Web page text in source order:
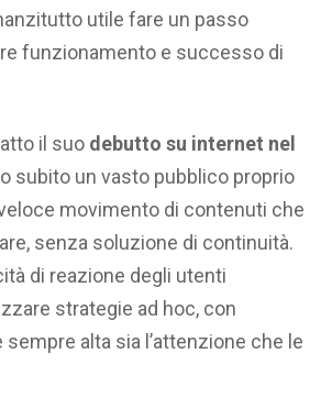
utile fare un passo
funzionamento e successo di
il suo debutto su internet nel
subito un vasto pubblico proprio
movimento di contenuti che
senza soluzione di continuità.
di reazione degli utenti
strategie ad hoc, con
sempre alta sia l’attenzione che le